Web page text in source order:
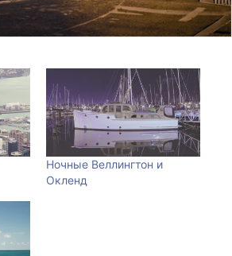
Ночные Веллингтон и
Окленд